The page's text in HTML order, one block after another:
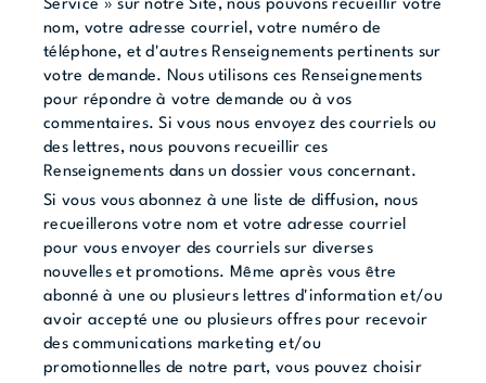
Service » sur notre Site, nous pouvons recueillir votre
nom, votre adresse courriel, votre numéro de
téléphone, et d'autres Renseignements pertinents sur
votre demande. Nous utilisons ces Renseignements
pour répondre à votre demande ou à vos
commentaires. Si vous nous envoyez des courriels ou
des lettres, nous pouvons recueillir ces
Renseignements dans un dossier vous concernant.
Si vous vous abonnez à une liste de diffusion, nous
recueillerons votre nom et votre adresse courriel
pour vous envoyer des courriels sur diverses
nouvelles et promotions. Même après vous être
abonné à une ou plusieurs lettres d'information et/ou
avoir accepté une ou plusieurs offres pour recevoir
des communications marketing et/ou
promotionnelles de notre part, vous pouvez choisir